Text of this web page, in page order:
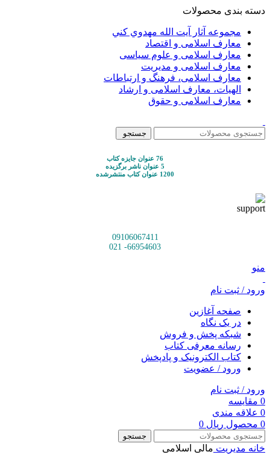
دسته بندی محصولات
مجموعه آثار آيت الله مهدوي كني
معارف اسلامی و اقتصاد
معارف اسلامی و علوم سیاسی
معارف اسلامی و مدیریت
معارف اسلامی، فرهنگ و ارتباطات
الهیات، معارف اسلامی و ارشاد
معارف اسلامی و حقوق
جستجو
76 عنوان جایزه کتاب
5 عنوان ناشر برگزیده
1200 عنوان کتاب منتشرشده
09106067411
66954603- 021
منو
ورود / ثبت نام
صفحه آغازین
در یک نگاه
شبکه پخش و فروش
رسانه معرفی کتاب
کتاب الکترونیک و پادپخش
ورود / عضویت
ورود / ثبت نام
0 مقایسه
0 علاقه مندی
0 محصول ریال
جستجو
خانه مديريت مالی اسلامی